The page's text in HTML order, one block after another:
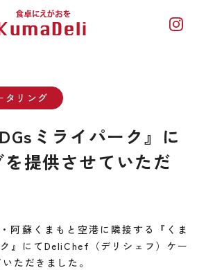
タリング
ミライパーク』に
提供させていただ
阿蘇くまもと空港に隣接する『くま
』にてDeliChef（デリシェフ）ケー
ただきました。